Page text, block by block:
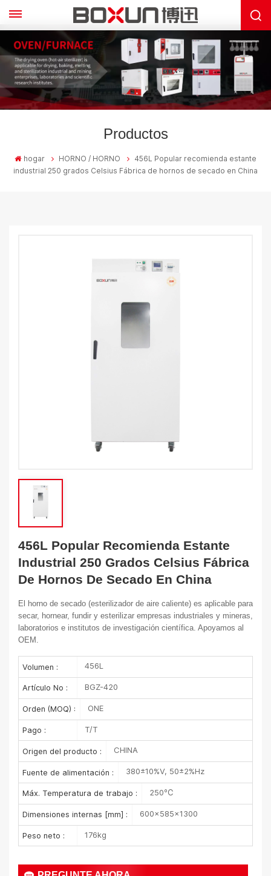
Productos
hogar HORNO / HORNO
456L Popular recomienda estante
industrial 250 grados Celsius Fábrica de hornos de secado en China
456L Popular Recomienda Estante
Industrial 250 Grados Celsius Fábrica
De Hornos De Secado En China
El horno de secado (esterilizador de aire caliente) es aplicable para
secar, hornear, fundir y esterilizar empresas industriales y mineras,
laboratorios e institutos de investigación científica. Apoyamos al
OEM.
Volumen : 456L
Artículo No : BGZ-420
Orden (MOQ) : ONE
Pago : T/T
Origen del producto : CHINA
Fuente de alimentación : 380±10%V, 50±2%Hz
Máx. Temperatura de trabajo : 250℃
Dimensiones internas [mm] : 600×585×1300
Peso neto : 176kg